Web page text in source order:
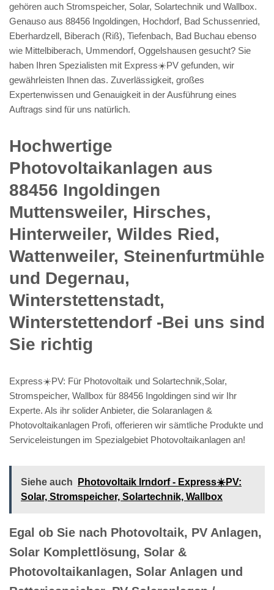
gehören auch Stromspeicher, Solar, Solartechnik und Wallbox.
Genauso aus 88456 Ingoldingen, Hochdorf, Bad Schussenried,
Eberhardzell, Biberach (Riß), Tiefenbach, Bad Buchau ebenso
wie Mittelbiberach, Ummendorf, Oggelshausen gesucht? Sie
haben Ihren Spezialisten mit Express☀️PV️ gefunden, wir
gewährleisten Ihnen das. Zuverlässigkeit, großes
Expertenwissen und Genauigkeit in der Ausführung eines
Auftrags sind für uns natürlich.
Hochwertige
Photovoltaikanlagen aus
88456 Ingoldingen
Muttensweiler, Hirsches,
Hinterweiler, Wildes Ried,
Wattenweiler, Steinenfurtmühle
und Degernau,
Winterstettenstadt,
Winterstettendorf -Bei uns sind
Sie richtig
Express☀️PV️: Für Photovoltaik und Solartechnik,Solar,
Stromspeicher, Wallbox für 88456 Ingoldingen sind wir Ihr
Experte. Als ihr solider Anbieter, die Solaranlagen &
Photovoltaikanlagen Profi, offerieren wir sämtliche Produkte und
Serviceleistungen im Spezialgebiet Photovoltaikanlagen an!
Siehe auch
Photovoltaik Irndorf - Express☀️PV️:
Solar, Stromspeicher, Solartechnik, Wallbox
Egal ob Sie nach Photovoltaik, PV Anlagen,
Solar Komplettlösung, Solar &
Photovoltaikanlagen, Solar Anlagen und